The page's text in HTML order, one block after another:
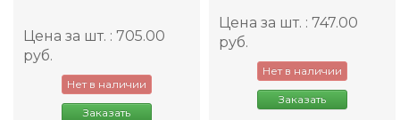
Цена за шт. : 705.00
руб.
Нет в наличии
Заказать
Цена за шт. : 747.00
руб.
Нет в наличии
Заказать